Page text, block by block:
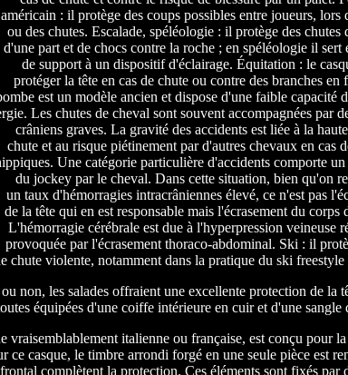
américain : il protège des coups possibles entre joueurs, lors
ou des chutes. Escalade, spéléologie : il protège des chutes
d'une part et de chocs contre la roche ; en spéléologie il sert
de support à un dispositif d'éclairage. Équitation : le
protéger la tête en cas de chute ou contre des branches en
est un modèle ancien et dispose d'une faible capacité
Les chutes de cheval sont souvent accompagnées par
crâniens graves. La gravité des accidents est liée à la
chute et au risque piétinement par d'autres chevaux en cas
Une catégorie particulière d'accidents comporte un
du jockey par le cheval. Dans cette situation, bien qu'on
un taux d'hémorragies intracrâniennes élevé, ce n'est pas
de la tête qui en est responsable mais l'écrasement du corps
L'hémorragie cérébrale est due à l'hyperpression veineuse
provoquée par l'écrasement thoraco-abdominal. Ski : il
chute violente, notamment dans la pratique du ski
non, les salades offraient une excellente protection de la
équipées d'une coiffe intérieure en cuir et d'une
vraisemblablement italienne ou française, est conçu pour
ce casque, le timbre arrondi forgé en une seule pièce est
complètent la protection. Ces éléments sont fixés par